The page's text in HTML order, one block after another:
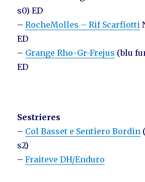
s0) ED
–RocheMolles – Rif Scarfiotti
ED
– Grange Rho-Gr-Frejus (blu
ED
Sestrieres
– Col Basset e Sentiero Bordin
s2)
–Fraiteve DH/Enduro